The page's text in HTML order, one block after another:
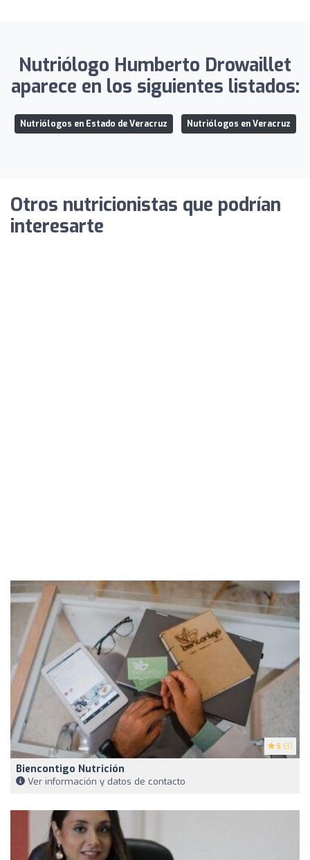
Nutriólogo Humberto Drowaillet
aparece en los siguientes listados:
Nutriólogos en Estado de Veracruz Nutriólogos en Veracruz
Otros nutricionistas que podrían
interesarte
5 (3)
Biencontigo Nutrición
Ver información y datos de contacto